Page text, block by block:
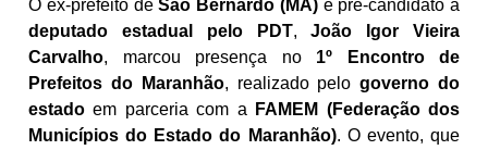
O ex-prefeito deSão Bernardo (MA)e pré-candidato a
deputado estadual pelo PDT,João Igor Vieira
Carvalho, marcou presença no 1º Encontro de
Prefeitos do Maranhão, realizado pelogoverno do
estado em parceria com a
FAMEM (Federação dos
Municípios do Estado do Maranhão). O evento, que